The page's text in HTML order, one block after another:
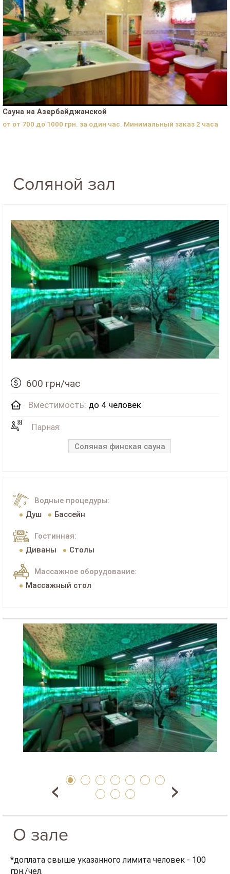
Сауна на Азербайджанской
от от 700 до 1000 грн. за один час. Минимальный заказ 2 часа
Соляной зал
600 грн/час
Вместимость: до 4 человек
Парная:
Соляная финская сауна
Водные процедуры:
Душ
Бассейн
Гостинная:
Диваны
Столы
Массажное оборудование:
Массажный стол
О зале
*доплата свыше указанного лимита человек - 100
грн./чел.